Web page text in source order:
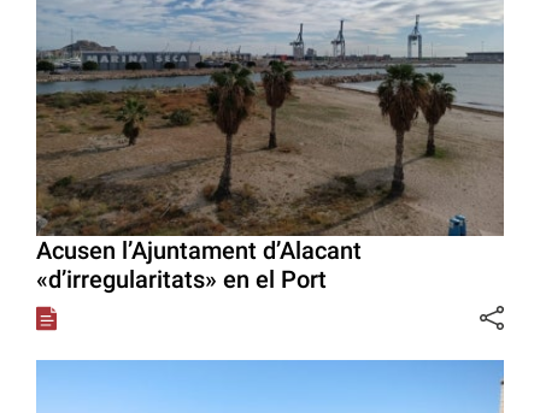
Acusen l’Ajuntament d’Alacant
«d’irregularitats» en el Port